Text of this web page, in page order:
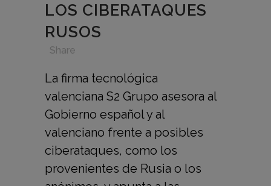
LOS CIBERATAQUES
RUSOS
Share
La firma tecnológica
valenciana S2 Grupo asesora al
Gobierno español y al
valenciano frente a posibles
ciberataques, como los
provenientes de Rusia o los